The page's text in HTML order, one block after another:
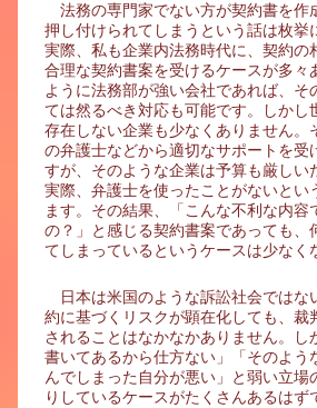
法務の専門家でない方が契約書を作
押し付けられてしまうという話は枚挙
実際、私も企業内法務時代に、契約の
合理な契約書案を受けるケースが多々
ように法務部が強い会社であれば、そ
ては然るべき対応も可能です。しかし
存在しない企業も少なくありません。
の弁護士などから適切なサポートを受
すが、そのような企業は予算も厳しい
実際、弁護士を使ったことがないとい
ます。その結果、「こんな不利な内容
の？」と感じる契約書案であっても、
てしまっているというケースは少なく
日本は米国のような訴訟社会ではな
約に基づくリスクが顕在化しても、裁
されることはなかなかありません。し
書いてあるから仕方ない」「そのよう
んでしまった自分が悪い」と弱い立場
りしているケースがたくさんあるはず